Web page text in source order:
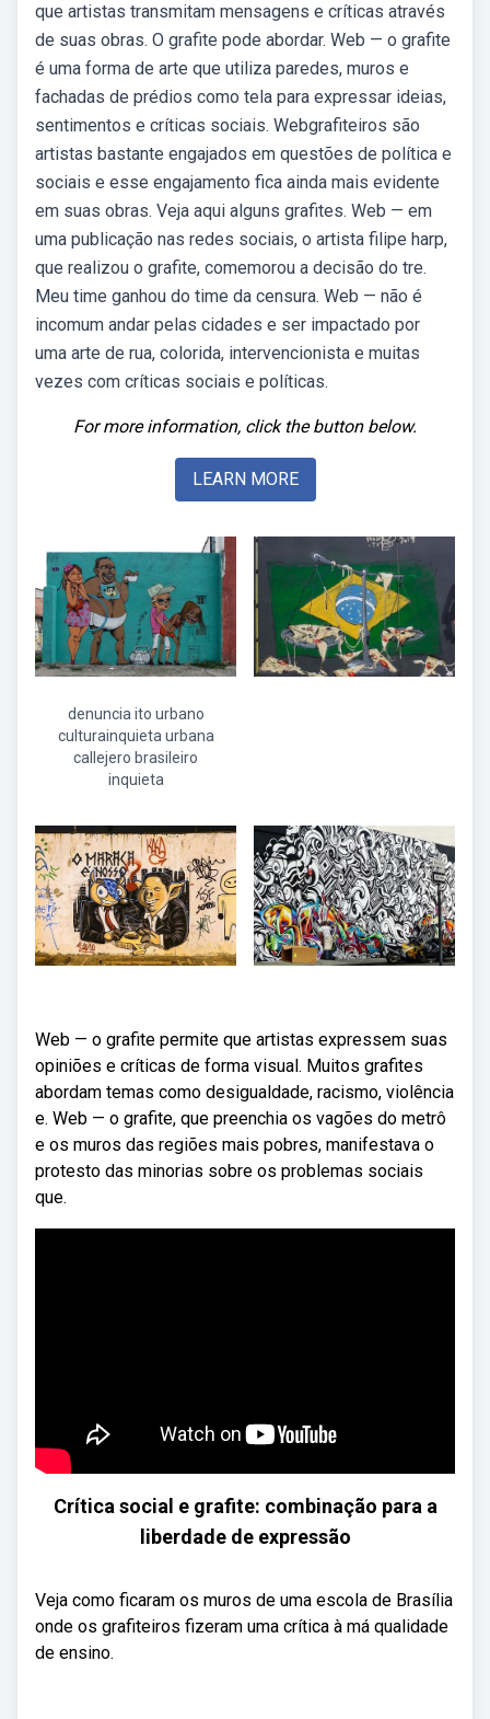
que artistas transmitam mensagens e críticas através
de suas obras. O grafite pode abordar. Web — o grafite
é uma forma de arte que utiliza paredes, muros e
fachadas de prédios como tela para expressar ideias,
sentimentos e críticas sociais. Webgrafiteiros são
artistas bastante engajados em questões de política e
sociais e esse engajamento fica ainda mais evidente
em suas obras. Veja aqui alguns grafites. Web — em
uma publicação nas redes sociais, o artista filipe harp,
que realizou o grafite, comemorou a decisão do tre.
Meu time ganhou do time da censura. Web — não é
incomum andar pelas cidades e ser impactado por
uma arte de rua, colorida, intervencionista e muitas
vezes com críticas sociais e políticas.
For more information, click the button below.
LEARN MORE
denuncia ito urbano
culturainquieta urbana
callejero brasileiro
inquieta
Web — o grafite permite que artistas expressem suas
opiniões e críticas de forma visual. Muitos grafites
abordam temas como desigualdade, racismo, violência
e. Web — o grafite, que preenchia os vagões do metrô
e os muros das regiões mais pobres, manifestava o
protesto das minorias sobre os problemas sociais
que.
Crítica social e grafite: combinação para a
liberdade de expressão
Veja como ficaram os muros de uma escola de Brasília
onde os grafiteiros fizeram uma crítica à má qualidade
de ensino.